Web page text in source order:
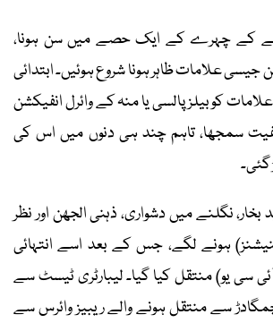
بعد بچے کے چہرے کے ایک حصے میں سن ہونا،
علامات ظاہر ہونا شروع ہوئیں۔ ابتدائی
کو بیلز پالسی یا منہ کے وائرل انفیکشن
سمجھا، تاہم چند ہی دنوں میں اس کی
بخار، نگلنے میں دشواری، ذہنی الجھن اور نظر
ہونے لگے، جس کے بعد اسے انتہائی
سی یو) منتقل کیا گیا۔ لیبارٹری ٹیسٹ سے
سے منتقل ہونے والے ریبیز وائرس سے